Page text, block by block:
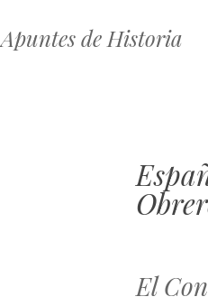
Apuntes de Historia
El